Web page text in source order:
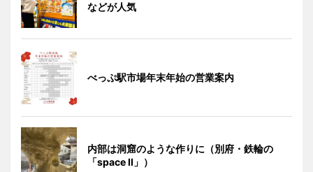
などが人気
べっぷ駅市場年末年始の営業案内
内部は洞窟のような作りに（別府・鉄輪の
「space II」）